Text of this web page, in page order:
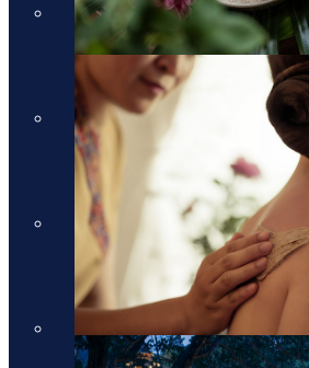
מלונות יוקרה בסלוניקי
מלונות יוקרה בסלוניקי
מלונות יוקרה באוסטריה
מלונות יוקרה באוסטריה
מלונות יוקרה בתאילנד
מלונות יוקרה בתאילנד
מלונות יוקרה בסיישל